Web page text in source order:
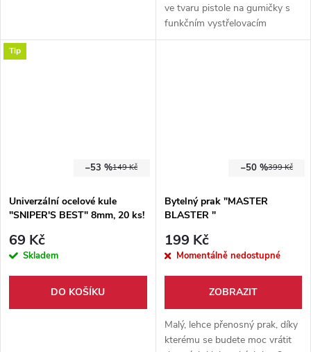
ve tvaru pistole na gumičky s
funkčním vystřelovacím
mechanismem.Sada ze dřeva
Tip
149 Kč
–53 %
Univerzální ocelové kule
"SNIPER'S BEST" 8mm, 20 ks!
69 Kč
Skladem
DO KOŠÍKU
399 Kč
–50 %
Bytelný prak "MASTER
BLASTER "
199 Kč
Momentálně nedostupné
ZOBRAZIT
Malý, lehce přenosný prak, díky
kterému se budete moc vrátit